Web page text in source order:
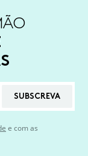
SUBSCREVA
e com as